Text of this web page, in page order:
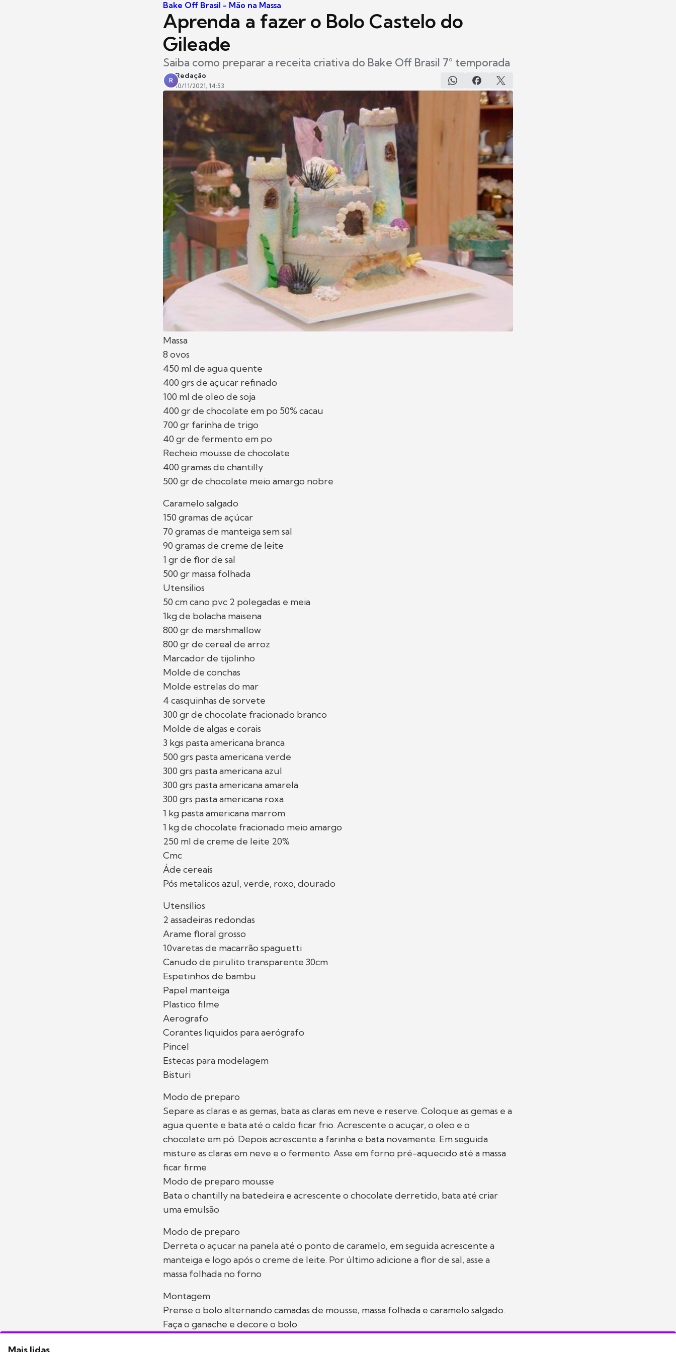
Bake Off Brasil - Mão na Massa
Aprenda a fazer o Bolo Castelo do
Gileade
Saiba como preparar a receita criativa do Bake Off Brasil 7° temporada
R
Redação
10/11/2021, 14:53
Massa
8 ovos
450 ml de agua quente
400 grs de açucar refinado
100 ml de oleo de soja
400 gr de chocolate em po 50% cacau
700 gr farinha de trigo
40 gr de fermento em po
Recheio mousse de chocolate
400 gramas de chantilly
500 gr de chocolate meio amargo nobre
Caramelo salgado
150 gramas de açúcar
70 gramas de manteiga sem sal
90 gramas de creme de leite
1 gr de flor de sal
500 gr massa folhada
Utensilios
50 cm cano pvc 2 polegadas e meia
1kg de bolacha maisena
800 gr de marshmallow
800 gr de cereal de arroz
Marcador de tijolinho
Molde de conchas
Molde estrelas do mar
4 casquinhas de sorvete
300 gr de chocolate fracionado branco
Molde de algas e corais
3 kgs pasta americana branca
500 grs pasta americana verde
300 grs pasta americana azul
300 grs pasta americana amarela
300 grs pasta americana roxa
1 kg pasta americana marrom
1 kg de chocolate fracionado meio amargo
250 ml de creme de leite 20%
Cmc
Áde cereais
Pós metalicos azul, verde, roxo, dourado
Utensílios
2 assadeiras redondas
Arame floral grosso
10varetas de macarrão spaguetti
Canudo de pirulito transparente 30cm
Espetinhos de bambu
Papel manteiga
Plastico filme
Aerografo
Corantes liquidos para aerógrafo
Pincel
Estecas para modelagem
Bisturi
Modo de preparo
Separe as claras e as gemas, bata as claras em neve e reserve. Coloque as gemas e a
agua quente e bata até o caldo ficar frio. Acrescente o acuçar, o oleo e o
chocolate em pó. Depois acrescente a farinha e bata novamente. Em seguida
misture as claras em neve e o fermento. Asse em forno pré-aquecido até a massa
ficar firme
Modo de preparo mousse
Bata o chantilly na batedeira e acrescente o chocolate derretido, bata até criar
uma emulsão
Modo de preparo
Derreta o açucar na panela até o ponto de caramelo, em seguida acrescente a
manteiga e logo após o creme de leite. Por último adicione a flor de sal, asse a
massa folhada no forno
Montagem
Prense o bolo alternando camadas de mousse, massa folhada e caramelo salgado.
Faça o ganache e decore o bolo
Mais lidas